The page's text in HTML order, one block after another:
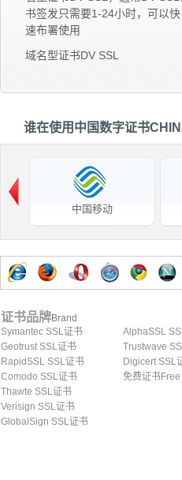
书签发只需要1-24小时，可以快
速布署使用
域名型证书DV SSL
谁在使用中国数字证书
中国移动
证书品牌Brand
Symantec SSL证书
Geotrust SSL证书
RapidSSL SSL证书
Comodo SSL证书
Thawte SSL证书
Verisign SSL证书
GlobalSign SSL证书
AlphaSSL
Trustwave
Digicert SSL
免费证书